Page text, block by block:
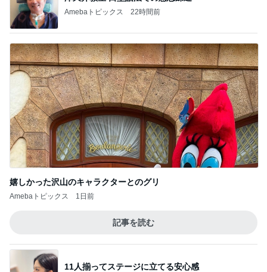
Amebaトピックス 22時間前
嬉しかった沢山のキャラクターとのグリ
Amebaトピックス 1日前
記事を読む
11人揃ってステージに立てる安心感